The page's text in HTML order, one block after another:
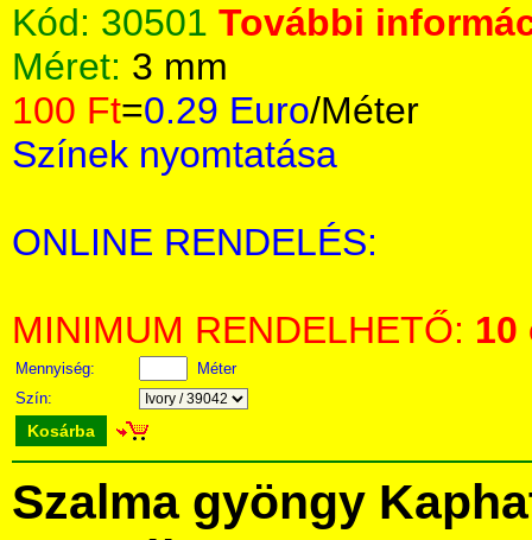
Kód: 30501 További
Méret: 3 mm
100 Ft=0.29 Euro/Méter
Színek nyomtatása
ONLINE RENDELÉS:
MINIMUM RENDELHETŐ: 10
Mennyiség:
Méter
Szín:
Kosárba
Szalma gyöngy